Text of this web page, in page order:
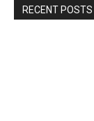
RECENT POSTS